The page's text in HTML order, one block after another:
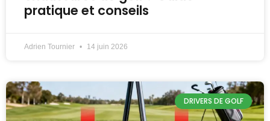
pratique et conseils
Adrien Tournier 14 juin 2026
DRIVERS DE GOLF